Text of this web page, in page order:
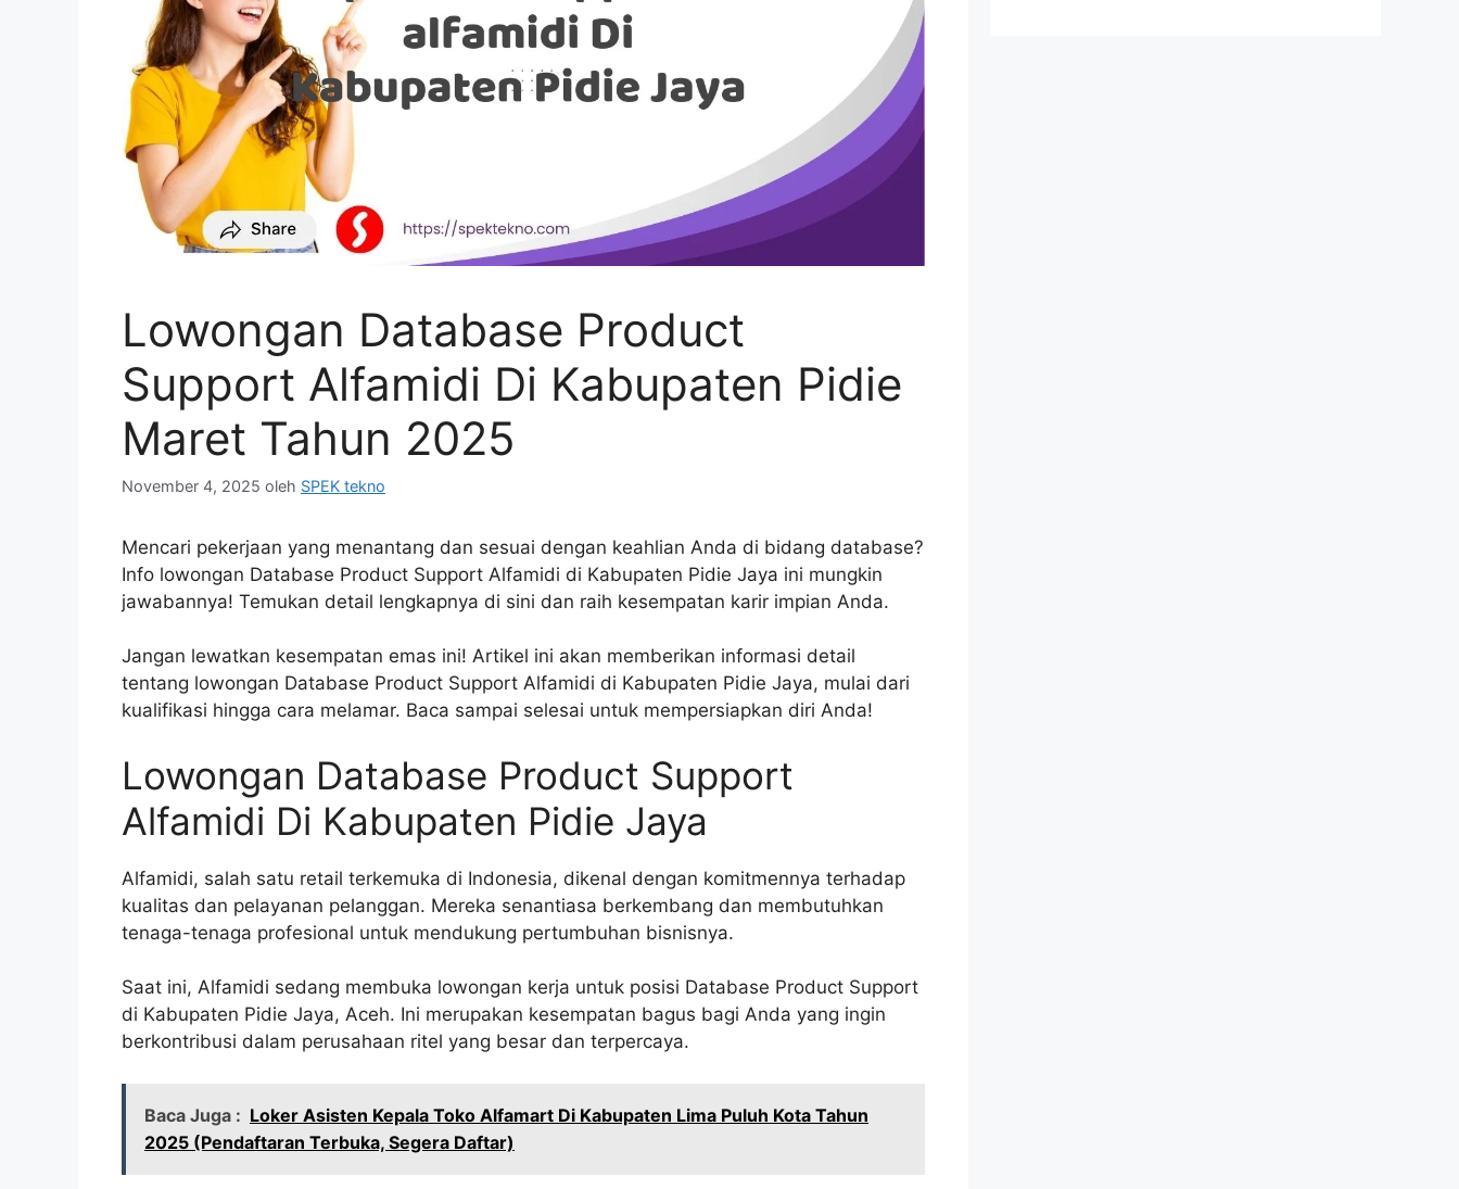
Lowongan Database Product
Support Alfamidi Di Kabupaten Pidie
Maret Tahun 2025
November 4, 2025 oleh SPEK tekno
Mencari pekerjaan yang menantang dan sesuai dengan keahlian Anda di bidang database?
Info lowongan Database Product Support Alfamidi di Kabupaten Pidie Jaya ini mungkin
jawabannya! Temukan detail lengkapnya di sini dan raih kesempatan karir impian Anda.
Jangan lewatkan kesempatan emas ini! Artikel ini akan memberikan informasi detail
tentang lowongan Database Product Support Alfamidi di Kabupaten Pidie Jaya, mulai dari
kualifikasi hingga cara melamar. Baca sampai selesai untuk mempersiapkan diri Anda!
Lowongan Database Product Support
Alfamidi Di Kabupaten Pidie Jaya
Alfamidi, salah satu retail terkemuka di Indonesia, dikenal dengan komitmennya terhadap
kualitas dan pelayanan pelanggan. Mereka senantiasa berkembang dan membutuhkan
tenaga-tenaga profesional untuk mendukung pertumbuhan bisnisnya.
Saat ini, Alfamidi sedang membuka lowongan kerja untuk posisi Database Product Support
di Kabupaten Pidie Jaya, Aceh. Ini merupakan kesempatan bagus bagi Anda yang ingin
berkontribusi dalam perusahaan ritel yang besar dan terpercaya.
Baca Juga : Loker Asisten Kepala Toko Alfamart Di Kabupaten Lima Puluh Kota Tahun
2025 (Pendaftaran Terbuka, Segera Daftar)